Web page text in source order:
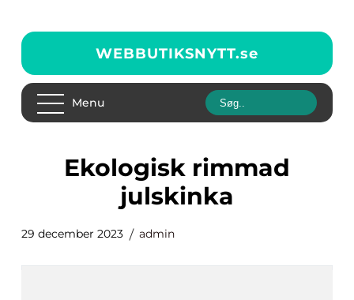
WEBBUTIKSNYTT.se
Menu
ekologisk rimmad
julskinka
29 december 2023 admin